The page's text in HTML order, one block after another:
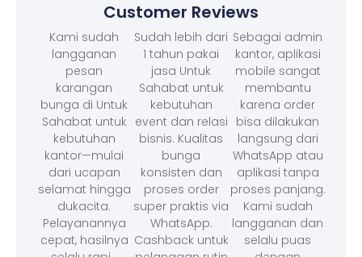
Customer Reviews
Kami sudah
langganan
pesan
karangan
bunga di Untuk
Sahabat untuk
kebutuhan
kantor—mulai
dari ucapan
selamat hingga
dukacita.
Pelayanannya
cepat, hasilnya
Sudah lebih dari
1 tahun pakai
jasa Untuk
Sahabat untuk
kebutuhan
event dan relasi
bisnis. Kualitas
bunga
konsisten dan
proses order
super praktis via
WhatsApp.
Cashback untuk
Sebagai admin
kantor, aplikasi
mobile sangat
membantu
karena order
bisa dilakukan
langsung dari
WhatsApp atau
aplikasi tanpa
proses panjang.
Kami sudah
langganan dan
selalu puas